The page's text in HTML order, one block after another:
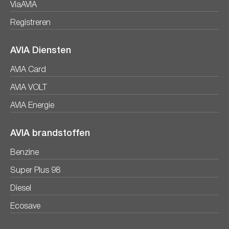
ViaAVIA
Registreren
AVIA Diensten
AVIA Card
AVIA VOLT
AVIA Energie
AVIA brandstoffen
Benzine
Super Plus 98
Diesel
Ecosave